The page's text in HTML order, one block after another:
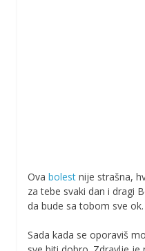
Ova bolest nije strašna,
za tebe svaki dan i dragi
da bude sa tobom sve ok.
Sada kada se oporaviš